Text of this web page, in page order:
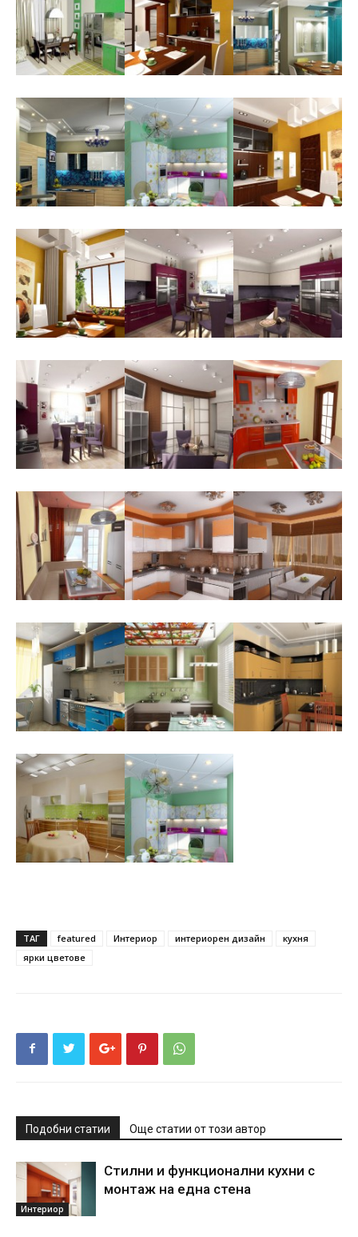
ТАГ featured Интериор интериорен дизайн
кухня
ярки цветове
Подобни статии Още статии от този автор
Интериор
Стилни и функционални кухни с
монтаж на една стена